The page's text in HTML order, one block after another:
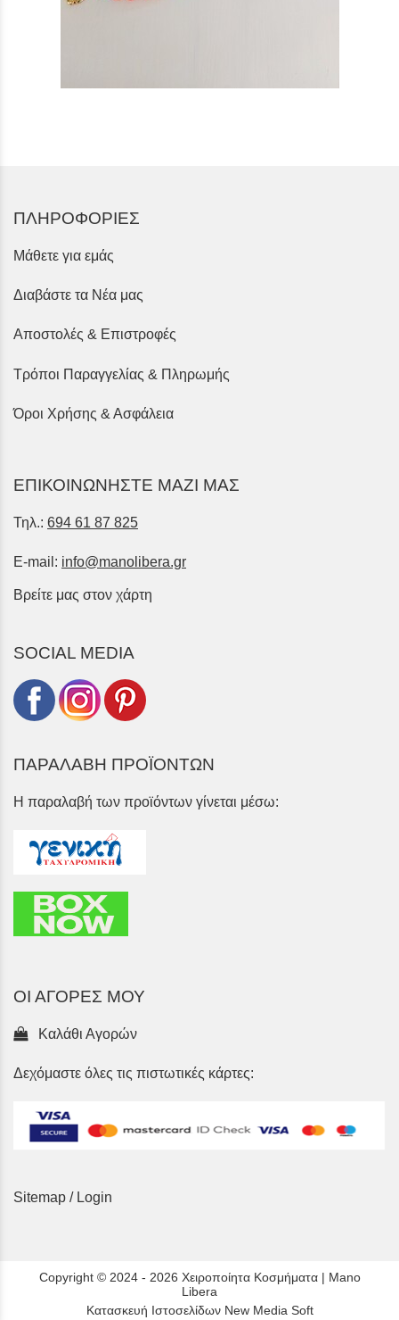
ΠΛΗΡΟΦΟΡΙΕΣ
Μάθετε για εμάς
Διαβάστε τα Νέα μας
Αποστολές & Επιστροφές
Τρόποι Παραγγελίας & Πληρωμής
Όροι Χρήσης & Ασφάλεια
ΕΠΙΚΟΙΝΩΝΗΣΤΕ ΜΑΖΙ ΜΑΣ
Τηλ.: 694 61 87 825
E-mail: info@manolibera.gr
Βρείτε μας στον χάρτη
SOCIAL MEDIA
ΠΑΡΑΛΑΒΗ ΠΡΟΪΟΝΤΩΝ
Η παραλαβή των προϊόντων γίνεται μέσω:
ΟΙ ΑΓΟΡΕΣ ΜΟΥ
Καλάθι Αγορών
Δεχόμαστε όλες τις πιστωτικές κάρτες:
Sitemap / Login
Copyright © 2024 - 2026 Χειροποίητα Κοσμήματα | Mano
Libera
Κατασκευή Ιστοσελίδων New Media Soft